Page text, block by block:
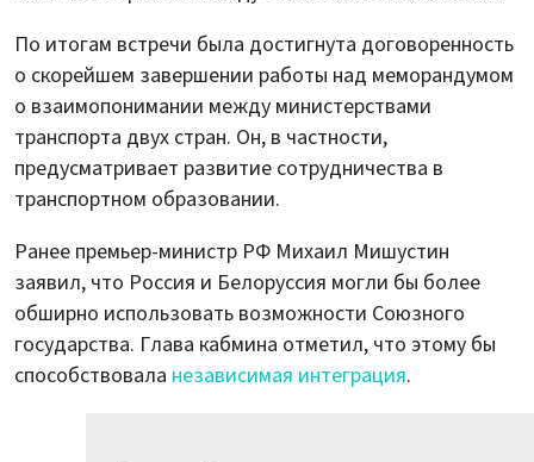
По итогам встречи была достигнута договоренность
о скорейшем завершении работы над меморандумом
о взаимопонимании между министерствами
транспорта двух стран. Он, в частности,
предусматривает развитие сотрудничества в
транспортном образовании.
Ранее премьер-министр РФ Михаил Мишустин
заявил, что Россия и Белоруссия могли бы более
обширно использовать возможности Союзного
государства. Глава кабмина отметил, что этому бы
способствовала независимая интеграция.